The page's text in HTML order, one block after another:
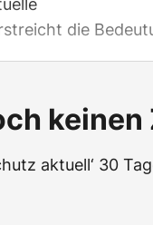
die
keinen
aktuell‘ 30